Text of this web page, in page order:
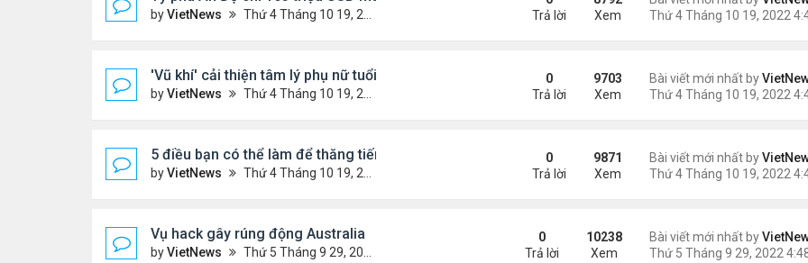
byVietNews Thứ 4 Tháng 10 19, 2022 4:44 pm
Trả lời
Xem
'Vũ khí' cải thiện tâm lý phụ nữ tuổi mãn kinh
byVietNews Thứ 4 Tháng 10 19, 2022 4:42 pm
Bài viết mới nhất by
0
Trả lời
9703
Xem
5 điều bạn có thể làm để thăng tiến sự nghiệp
byVietNews Thứ 4 Tháng 10 19, 2022 4:40 pm
Bài viết mới nhất by
0
Trả lời
9871
Xem
Vụ hack gây rúng động Australia
byVietNews Thứ 5 Tháng 9 29, 2022 4:48 pm
Bài viết mới nhất by
0
Trả lời
10238
Xem